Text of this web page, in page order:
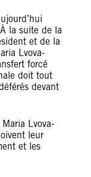
la suite de la
et de la
Lvova-
forcé
doit tout
devant
Lvova-
leur
et les